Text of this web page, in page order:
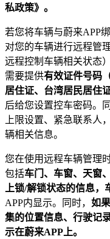
私政策》。
若您将车辆与蔚来APP
对您的车辆进行远程管
远程控制车辆相关状态
需要提供有效证件号码
居住证、台湾居民居住
后给您设置控车密码。
上限设置、紧急联系人
辆相关信息。
您在使用远程车辆管理
包括车门、车窗、天窗
上锁/解锁状态的信息
APP内显示。同时， 如
集的位置信息、行驶记
示在蔚来APP上。